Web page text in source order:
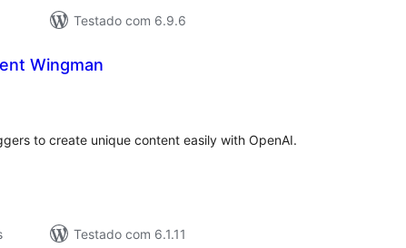
Testado com 6.9.6
Wingman
to create unique content easily with OpenAI.
Testado com 6.1.11